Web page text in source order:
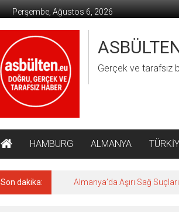
Perşembe, Ağustos 6, 2026
Gerçek ve tarafsız
HAMBURG ALMANYA
Son dakika: Almanya’da Aşırı Sağ